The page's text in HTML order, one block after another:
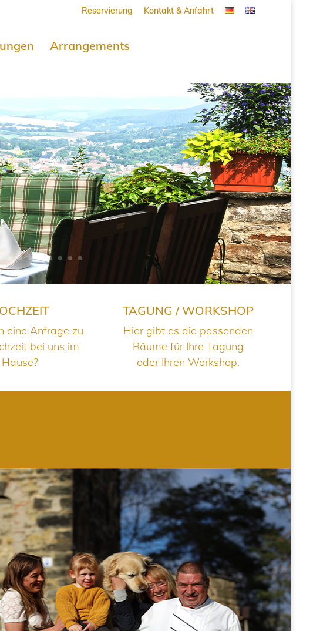
Reservierung Kontakt & Anfahrt
Arrangements
eine Anfrage zu
bei uns im
Hause?
TAGUNG / WORKSHOP
Hier gibt es die passenden
Räume für Ihre Tagung
oder Ihren Workshop.